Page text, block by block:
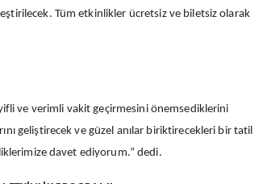
Tüm etkinlikler ücretsiz ve biletsiz olarak
ve verimli vakit geçirmesini önemsediklerini
geliştirecek ve güzel anılar biriktirecekleri bir tatil
davet ediyorum.” dedi.